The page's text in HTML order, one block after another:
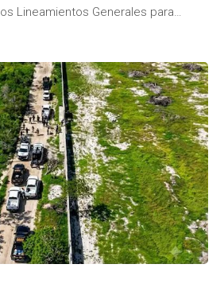
Lineamientos Generales para…